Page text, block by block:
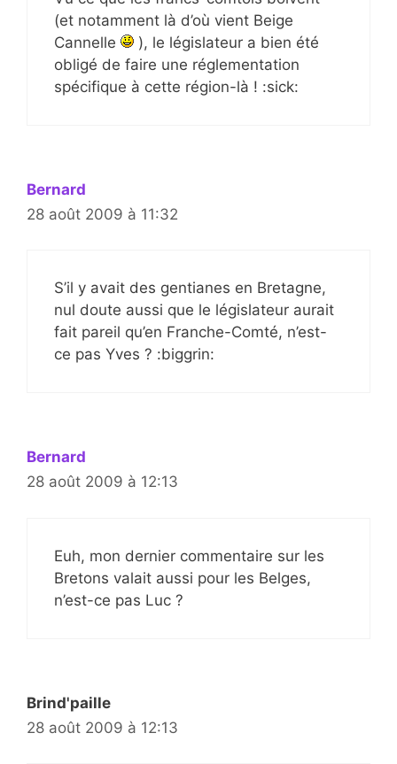
(et notamment là d’où vient Beige
Cannelle
), le législateur a bien été
obligé de faire une réglementation
spécifique à cette région-là ! :sick:
Bernard
28 août 2009 à 11:32
S’il y avait des gentianes en Bretagne,
nul doute aussi que le législateur aurait
fait pareil qu’en Franche-Comté, n’est-
ce pas Yves ? :biggrin:
Bernard
28 août 2009 à 12:13
Euh, mon dernier commentaire sur les
Bretons valait aussi pour les Belges,
n’est-ce pas Luc ?
Brind'paille
28 août 2009 à 12:13